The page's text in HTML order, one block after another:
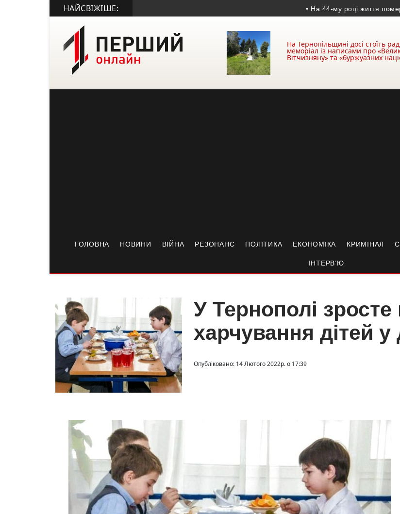
НАЙСВІЖІШЕ: • На 44-му році життя помер
На Тернопільщині досі стоїть
меморіал із написами про
Вітчизняну» та «буржуазних
ГОЛОВНА НОВИНИ ВІЙНА РЕЗОНАНС ПОЛІТИКА ЕКОНОМІКА КРИМІНАЛ
ІНТЕРВ’Ю
У Тернополі зросте
харчування дітей у
Опубліковано: 14 Лютого 2022р. о 17:39